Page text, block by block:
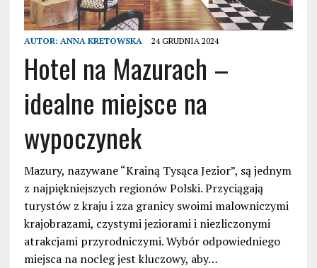
AUTOR: ANNA KRETOWSKA 24 GRUDNIA 2024
Hotel na Mazurach –
idealne miejsce na
wypoczynek
Mazury, nazywane “Krainą Tysąca Jezior”, są jednym
z najpiękniejszych regionów Polski. Przyciągają
turystów z kraju i zza granicy swoimi malowniczymi
krajobrazami, czystymi jeziorami i niezliczonymi
atrakcjami przyrodniczymi. Wybór odpowiedniego
miejsca na nocleg jest kluczowy, aby…